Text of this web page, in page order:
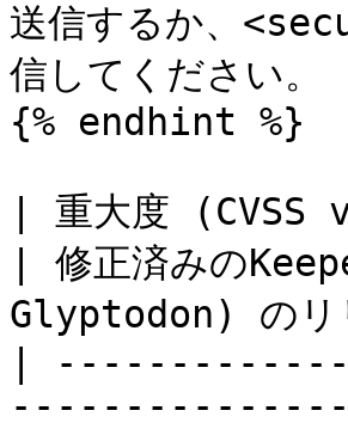
送信するか、
信してください。
{% endhint %}
| 重大度
| 修正済みの
Glyptodon) のリ
|